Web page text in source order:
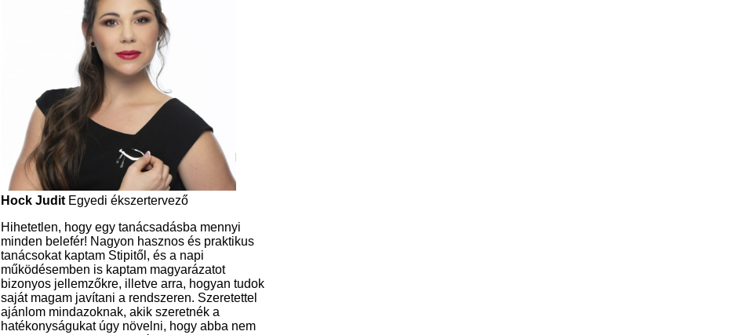
Hock Judit Egyedi ékszertervező
Hihetetlen, hogy egy tanácsadásba mennyi
minden belefér! Nagyon hasznos és praktikus
tanácsokat kaptam Stipitől, és a napi
működésemben is kaptam magyarázatot
bizonyos jellemzőkre, illetve arra, hogyan tudok
saját magam javítani a rendszeren. Szeretettel
ajánlom mindazoknak, akik szeretnék a
hatékonyságukat úgy növelni, hogy abba nem